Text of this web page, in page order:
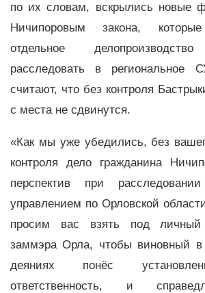
по их словам, вскрылись новые
Ничипоровым закона,
отдельное
расследовать в региональное
считают, что без контроля
с места не сдвинутся.
«Как мы уже убедились, без
контроля дело гражданина
перспектив при
управлением по Орловской
просим вас взять под личный
заммэра Орла, чтобы виновный в
деяниях понёс
ответственность, и